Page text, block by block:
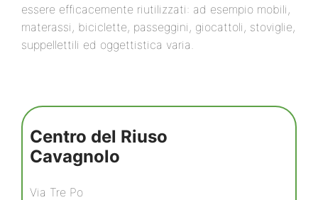
essere efficacemente riutilizzati: ad esempio mobili,
materassi, biciclette, passeggini, giocattoli, stoviglie,
suppellettili ed oggettistica varia.
Centro del Riuso
Cavagnolo
Via Tre Po